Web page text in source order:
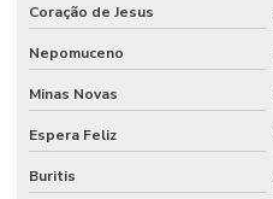
Coração de Jesus
Nepomuceno
Minas Novas
Espera Feliz
Buritis